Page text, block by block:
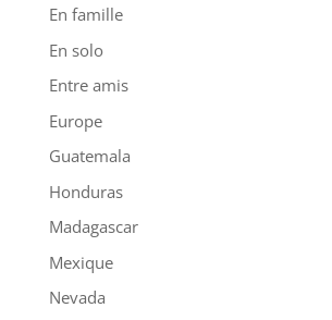
En famille
En solo
Entre amis
Europe
Guatemala
Honduras
Madagascar
Mexique
Nevada